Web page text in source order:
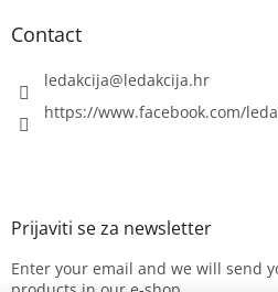
Contact
ledakcija@ledakcija.hr
https://www.facebook.com/
Enter your email and we will send